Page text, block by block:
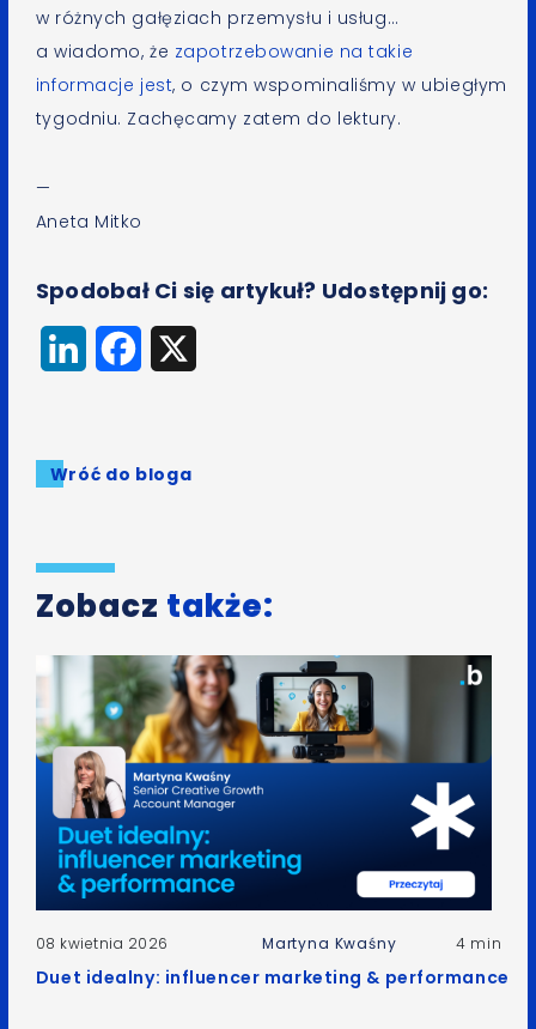
w różnych gałęziach przemysłu i usług…
a wiadomo, że zapotrzebowanie na takie
informacje jest, o czym wspominaliśmy w ubiegłym
tygodniu. Zachęcamy zatem do lektury.
—
Aneta Mitko
Spodobał Ci się artykuł? Udostępnij go:
LinkedInFacebook
Wróć do bloga
Zobacz także:
08 kwietnia 2026 Martyna Kwaśny 4 min
Duet idealny: influencer marketing & performance